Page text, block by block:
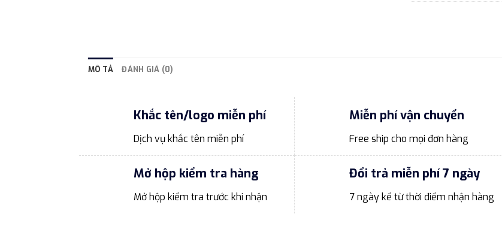
MÔ TẢ ĐÁNH GIÁ (0)
Khắc tên/logo miễn phí
Dịch vụ khắc tên miễn phí
Miễn phí vận chuyển
Free ship cho mọi đơn hàng
Mở hộp kiểm tra hàng
Mở hộp kiểm tra trước khi nhận
Đổi trả miễn phí 7 ngày
7 ngày kể từ thời điểm nhận hàng